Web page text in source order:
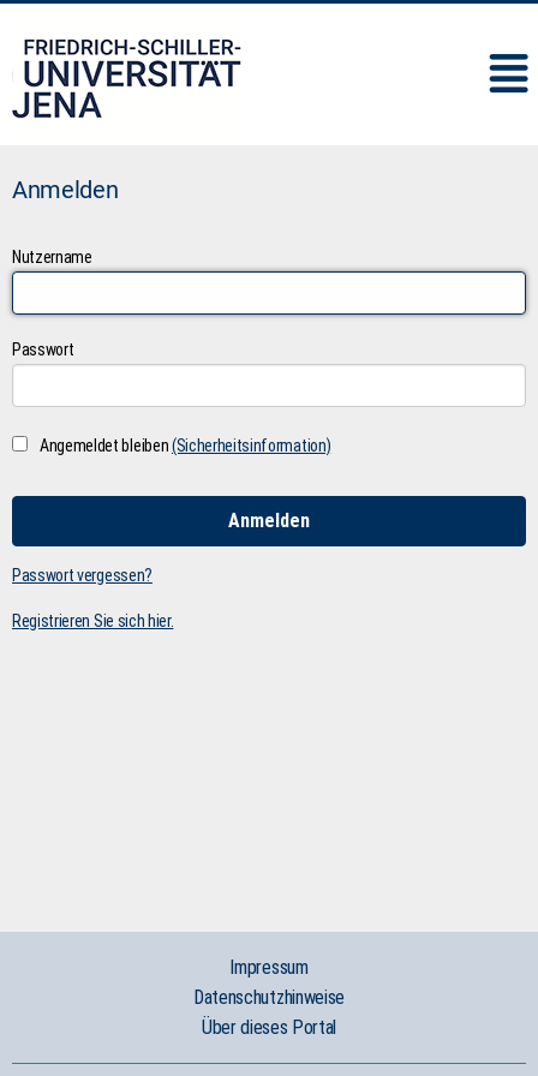
Anmelden
Nutzername
Passwort
Angemeldet bleiben(Sicherheitsinformation)
Passwort vergessen?
Registrieren Sie sich hier.
Impressum
Datenschutzhinweise
Über dieses Portal